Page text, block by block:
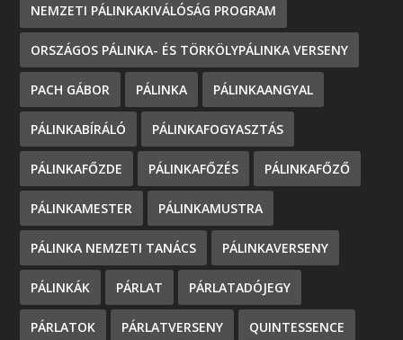
NEMZETI PÁLINKAKIVÁLÓSÁG PROGRAM
ORSZÁGOS PÁLINKA- ÉS TÖRKÖLYPÁLINKA VERSENY
PACH GÁBOR PÁLINKA PÁLINKAANGYAL
PÁLINKABÍRÁLÓ PÁLINKAFOGYASZTÁS
PÁLINKAFŐZDE PÁLINKAFŐZÉS PÁLINKAFŐZŐ
PÁLINKAMESTER PÁLINKAMUSTRA
PÁLINKA NEMZETI TANÁCS PÁLINKAVERSENY
PÁLINKÁK PÁRLAT PÁRLATADÓJEGY
PÁRLATOK PÁRLATVERSENY QUINTESSENCE